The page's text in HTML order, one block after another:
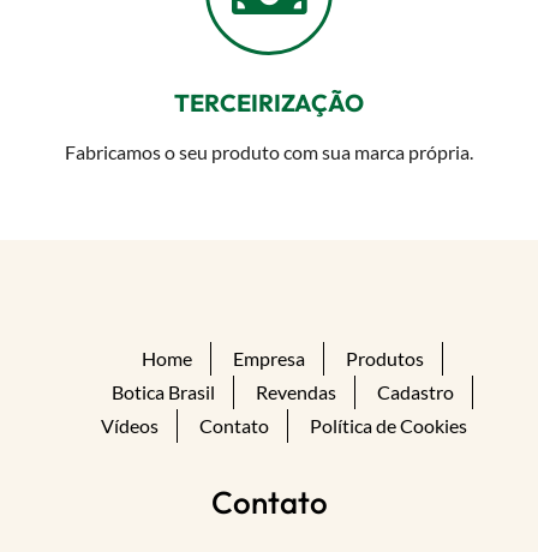
TERCEIRIZAÇÃO
Fabricamos o seu produto com sua marca própria.
Home Empresa
Produtos
Botica Brasil
Revendas
Cadastro
Vídeos
Contato Política de Cookies
Contato